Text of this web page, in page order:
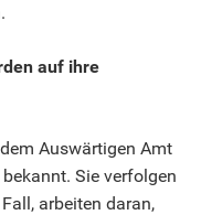
auf ihre
Auswärtigen Amt
Sie verfolgen
arbeiten daran,